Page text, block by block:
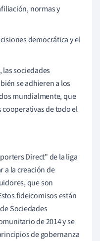
normas y
democrática y el
las sociedades
se adhieren a los
mundialmente, que
cooperativas de todo el
Direct" de la liga
a la creación de
que son
fideicomisos están
Sociedades
de 2014 y se
de gobernanza